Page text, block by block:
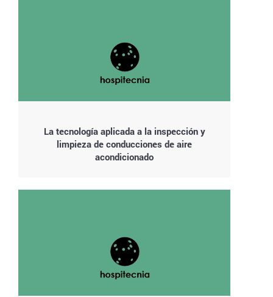
La tecnología aplicada a la inspección y
limpieza de conducciones de aire
acondicionado